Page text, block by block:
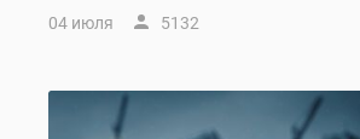
Семейная
04 июля 5132